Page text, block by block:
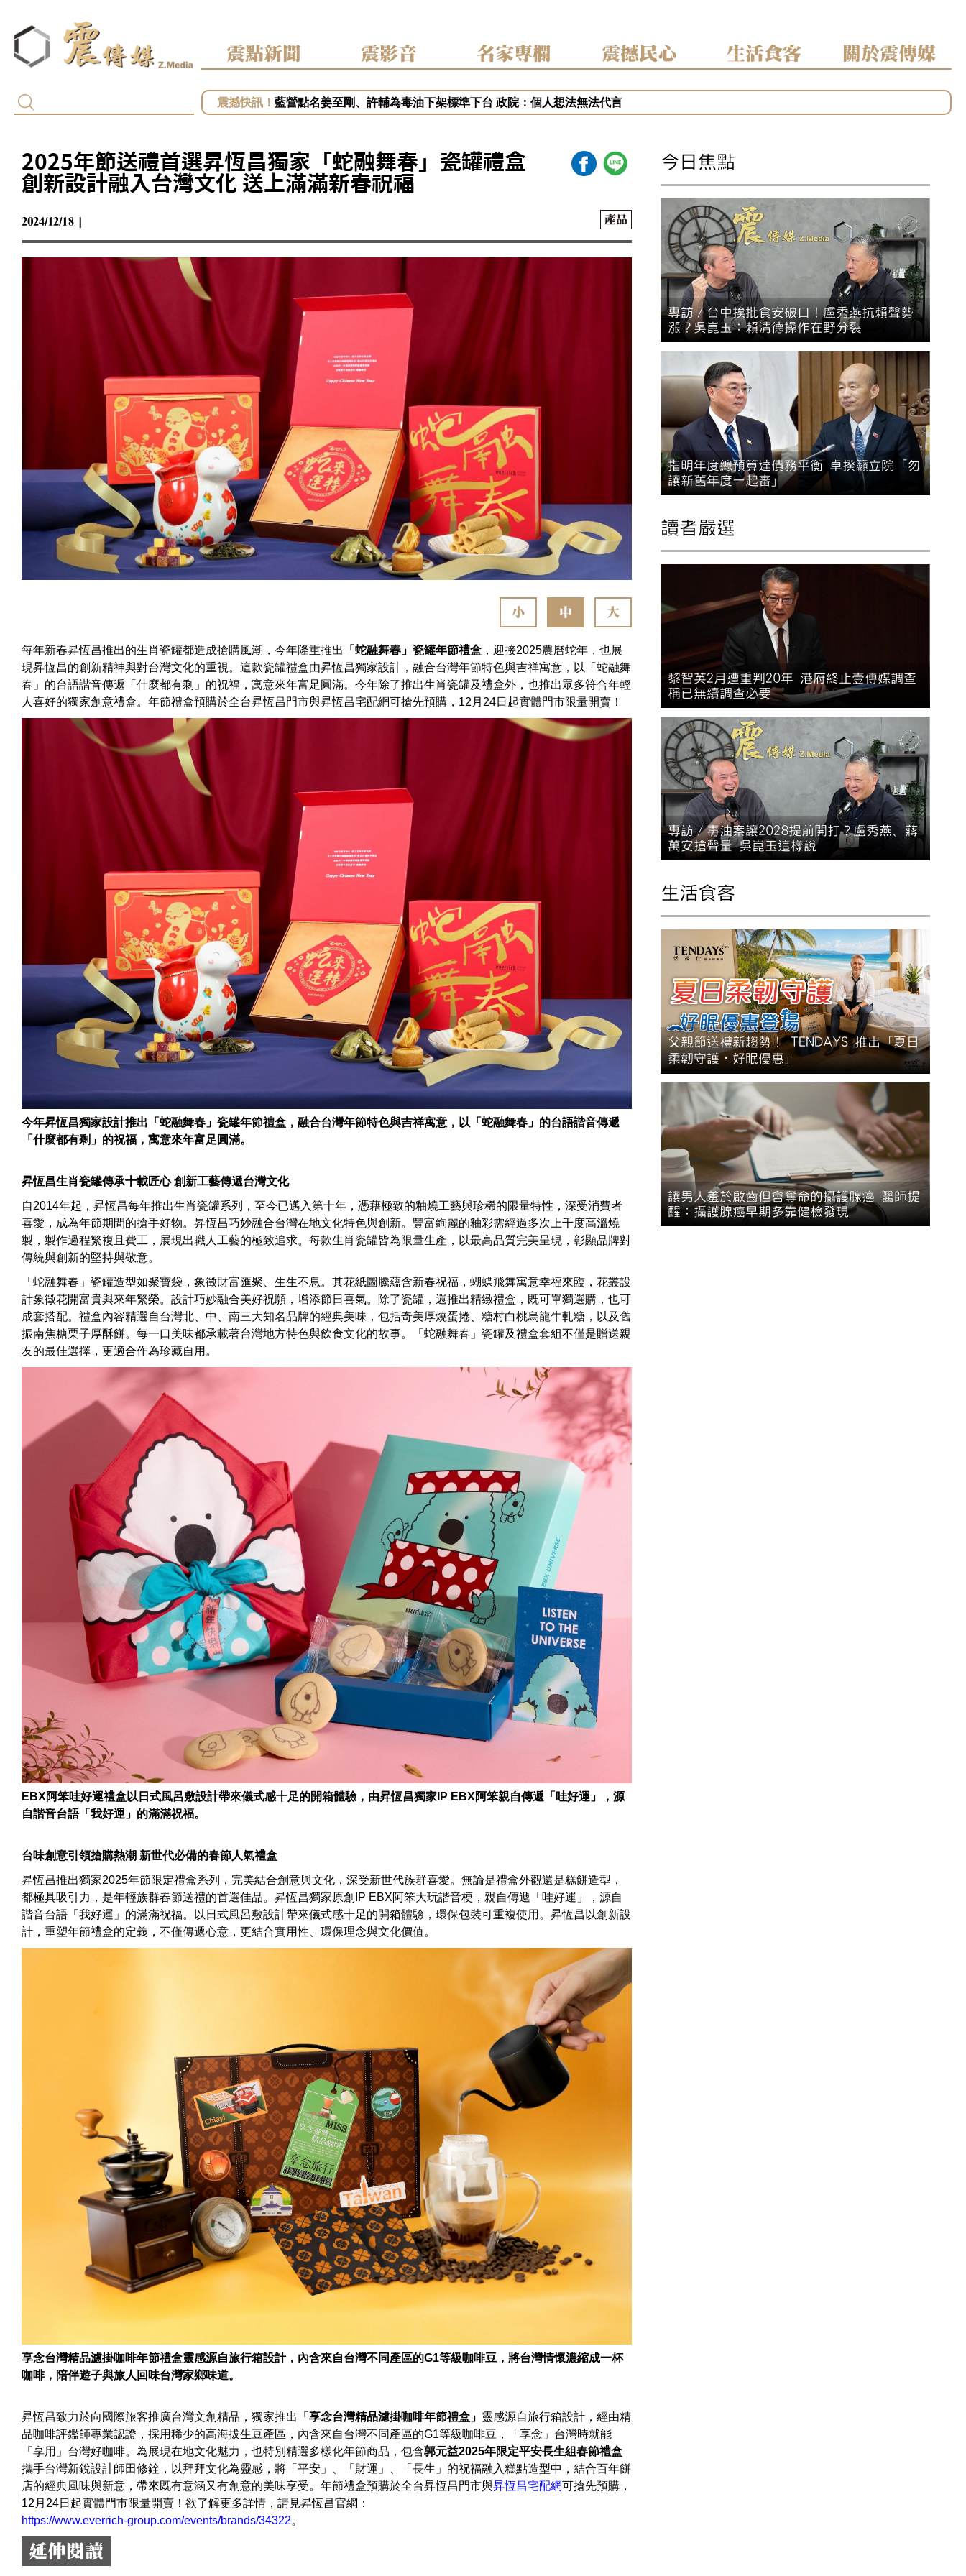
震點新聞 震影音 名家專欄 震撼民心 生活食客 關於震傳媒
黎智英2月遭重判20年 港府終止壹傳媒調查 稱已無續調查必要
專訪／台糖捲毒油案喊告福懋！藍白緊咬知情未報？吳崑玉：轉移「2選區」焦點
2025年節送禮首選昇恆昌獨家「蛇融舞春」瓷罐禮盒
創新設計融入台灣文化 送上滿滿新春祝福
2024/12/18 | 產品
小 中 大
每年新春昇恆昌推出的生肖瓷罐都造成搶購風潮，今年隆重推出 「蛇融舞春」瓷罐年節禮盒 ，迎接2025農曆蛇年，也展
現昇恆昌的創新精神與對台灣文化的重視。這款瓷罐禮盒由昇恆昌獨家設計，融合台灣年節特色與吉祥寓意，以「蛇融舞
春」的台語諧音傳遞「什麼都有剩」的祝福，寓意來年富足圓滿。今年除了推出生肖瓷罐及禮盒外，也推出眾多符合年輕
人喜好的獨家創意禮盒。年節禮盒預購於全台昇恆昌門市與昇恆昌宅配網可搶先預購，12月24日起實體門市限量開賣！
今年昇恆昌獨家設計推出「蛇融舞春」瓷罐年節禮盒，融合台灣年節特色與吉祥寓意，以「蛇融舞春」的台語諧音傳遞
「什麼都有剩」的祝福，寓意來年富足圓滿。
昇恆昌生肖瓷罐傳承十載匠心 創新工藝傳遞台灣文化
自2014年起，昇恆昌每年推出生肖瓷罐系列，至今已邁入第十年，憑藉極致的釉燒工藝與珍稀的限量特性，深受消費者
喜愛，成為年節期間的搶手好物。昇恆昌巧妙融合台灣在地文化特色與創新。豐富絢麗的釉彩需經過多次上千度高溫燒
製，製作過程繁複且費工，展現出職人工藝的極致追求。每款生肖瓷罐皆為限量生產，以最高品質完美呈現，彰顯品牌對
傳統與創新的堅持與敬意。
「蛇融舞春」瓷罐造型如聚寶袋，象徵財富匯聚、生生不息。其花紙圖騰蘊含新春祝福，蝴蝶飛舞寓意幸福來臨，花叢設
計象徵花開富貴與來年繁榮。設計巧妙融合美好祝願，增添節日喜氣。除了瓷罐，還推出精緻禮盒，既可單獨選購，也可
成套搭配。禮盒內容精選自台灣北、中、南三大知名品牌的經典美味，包括奇美厚燒蛋捲、糖村白桃烏龍牛軋糖，以及舊
振南焦糖栗子厚酥餅。每一口美味都承載著台灣地方特色與飲食文化的故事。「蛇融舞春」瓷罐及禮盒套組不僅是贈送親
友的最佳選擇，更適合作為珍藏自用。
EBX阿笨哇好運禮盒以日式風呂敷設計帶來儀式感十足的開箱體驗，由昇恆昌獨家IP EBX阿笨親自傳遞「哇好運」，源
自諧音台語「我好運」的滿滿祝福。
台味創意引領搶購熱潮 新世代必備的春節人氣禮盒
昇恆昌推出獨家2025年節限定禮盒系列，完美結合創意與文化，深受新世代族群喜愛。無論是禮盒外觀還是糕餅造型，
都極具吸引力，是年輕族群春節送禮的首選佳品。昇恆昌獨家原創IP EBX阿笨大玩諧音梗，親自傳遞「哇好運」，源自
諧音台語「我好運」的滿滿祝福。以日式風呂敷設計帶來儀式感十足的開箱體驗，環保包裝可重複使用。昇恆昌以創新設
計，重塑年節禮盒的定義，不僅傳遞心意，更結合實用性、環保理念與文化價值。
享念台灣精品濾掛咖啡年節禮盒靈感源自旅行箱設計，內含來自台灣不同產區的G1等級咖啡豆，將台灣情懷濃縮成一杯
咖啡，陪伴遊子與旅人回味台灣家鄉味道。
昇恆昌致力於向國際旅客推廣台灣文創精品，獨家推出 「享念台灣精品濾掛咖啡年節禮盒」 靈感源自旅行箱設計，經由精
品咖啡評鑑師專業認證，採用稀少的高海拔生豆產區，內含來自台灣不同產區的G1等級咖啡豆，「享念」台灣時就能
「享用」台灣好咖啡。為展現在地文化魅力，也特別精選多樣化年節商品，包含郭元益2025年限定平安長生組春節禮盒
攜手台灣新銳設計師田修銓，以拜拜文化為靈感，將「平安」、「財運」、「長生」的祝福融入糕點造型中，結合百年餅
店的經典風味與新意，帶來既有意涵又有創意的美味享受。年節禮盒預購於全台昇恆昌門市與昇恆昌宅配網可搶先預購，
12月24日起實體門市限量開賣！欲了解更多詳情，請見昇恆昌官網：
https://www.everrich-group.com/events/brands/34322。
延伸閱讀
今日焦點
專訪／台中挨批食安破口！盧秀燕抗賴聲勢
漲？吳崑玉：賴清德操作在野分裂
指明年度總預算達債務平衡 卓揆籲立院「勿
讓新舊年度一起審」
讀者嚴選
黎智英2月遭重判20年 港府終止壹傳媒調查
稱已無續調查必要
專訪／毒油案讓2028提前開打？盧秀燕、蔣
萬安搶聲量 吳崑玉這樣說
生活食客
父親節送禮新趨勢！ TENDAYS 推出「夏日
柔韌守護・好眠優惠」
讓男人羞於啟齒但會奪命的攝護腺癌 醫師提
醒：攝護腺癌早期多靠健檢發現